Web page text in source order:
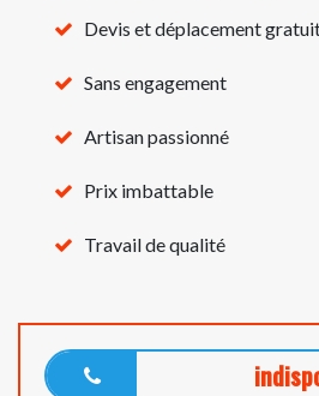
Devis et déplacement
Sans engagement
Artisan passionné
Prix imbattable
Travail de qualité